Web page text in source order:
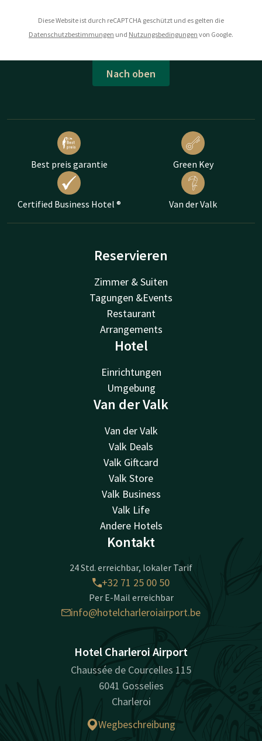
Diese Website ist durch reCAPTCHA geschützt und es gelten die
Datenschutzbestimmungen und Nutzungsbedingungen von Google.
Nach oben
Best preis garantie Green Key
Certified Business Hotel ® Van der Valk
Reservieren
Zimmer & Suiten
Tagungen &Events
Restaurant
Arrangements
Hotel
Einrichtungen
Umgebung
Van der Valk
Van der Valk
Valk Deals
Valk Giftcard
Valk Store
Valk Business
Valk Life
Andere Hotels
Kontakt
24 Std. erreichbar, lokaler Tarif
+32 71 25 00 50
Per E-Mail erreichbar
info@hotelcharleroiairport.be
Hotel Charleroi Airport
Chaussée de Courcelles 115
6041 Gosselies
Charleroi
Wegbeschreibung